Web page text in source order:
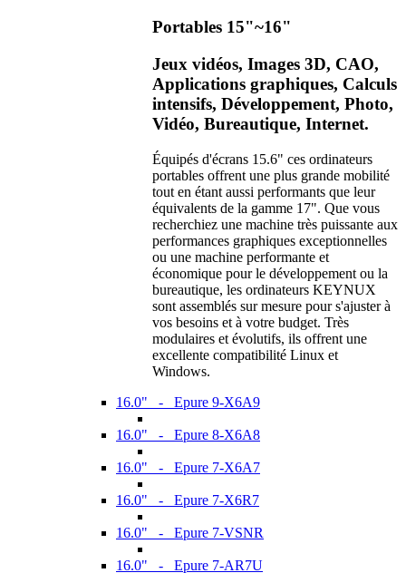
Portables 15"~16"
Jeux vidéos, Images 3D, CAO,
Applications graphiques, Calculs
intensifs, Développement, Photo,
Vidéo, Bureautique, Internet.
Équipés d'écrans 15.6" ces ordinateurs
portables offrent une plus grande mobilité
tout en étant aussi performants que leur
équivalents de la gamme 17". Que vous
recherchiez une machine très puissante aux
performances graphiques exceptionnelles
ou une machine performante et
économique pour le développement ou la
bureautique, les ordinateurs KEYNUX
sont assemblés sur mesure pour s'ajuster à
vos besoins et à votre budget. Très
modulaires et évolutifs, ils offrent une
excellente compatibilité Linux et
Windows.
16.0" - Epure 9-X6A9
16.0" - Epure 8-X6A8
16.0" - Epure 7-X6A7
16.0" - Epure 7-X6R7
16.0" - Epure 7-VSNR
16.0" - Epure 7-AR7U